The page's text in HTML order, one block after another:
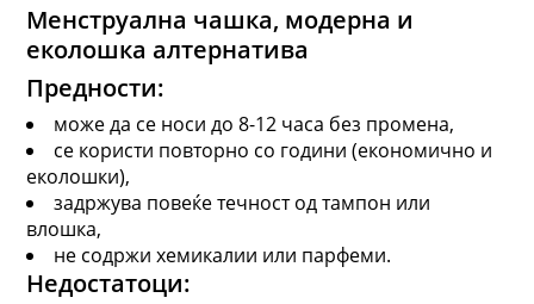
Менструална чашка, модерна и
еколошка алтернатива
Предности:
може да се носи до 8-12 часа без промена,
се користи повторно со години (економично и
еколошки),
задржува повеќе течност од тампон или
влошка,
не содржи хемикалии или парфеми.
Недостатоци: